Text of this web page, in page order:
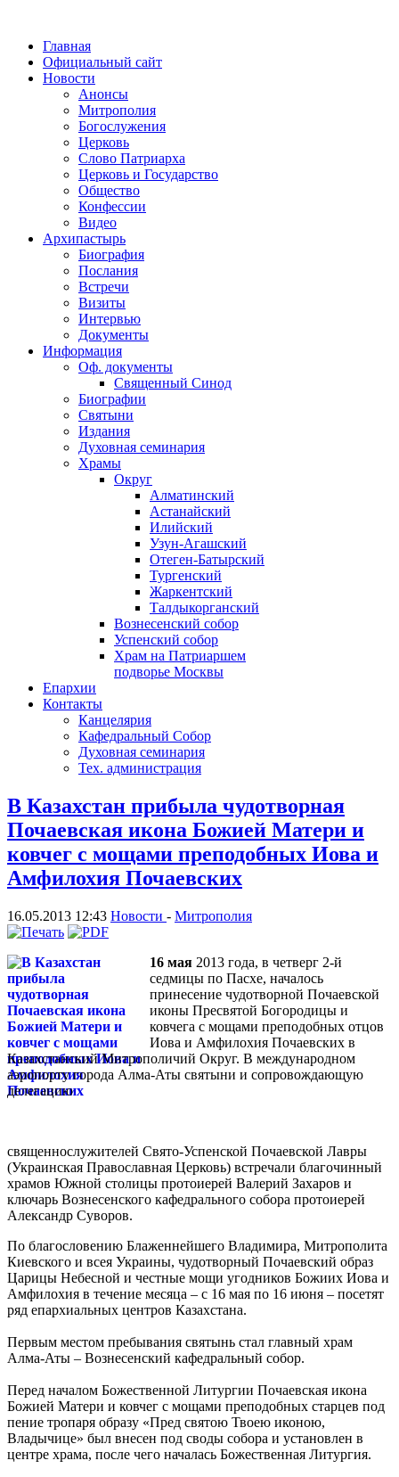
Главная
Официальный сайт
Новости
Анонсы
Митрополия
Богослужения
Церковь
Слово Патриарха
Церковь и Государство
Общество
Конфессии
Видео
Архипастырь
Биография
Послания
Встречи
Визиты
Интервью
Документы
Информация
Оф. документы
Священный Синод
Биографии
Святыни
Издания
Духовная семинария
Храмы
Округ
Алматинский
Астанайский
Илийский
Узун-Агашский
Отеген-Батырский
Тургенский
Жаркентский
Талдыкорганский
Вознесенский собор
Успенский собор
Храм на Патриаршем
подворье Москвы
Епархии
Контакты
Канцелярия
Кафедральный Собор
Духовная семинария
Тех. администрация
В Казахстан прибыла чудотворная
Почаевская икона Божией Матери и
ковчег с мощами преподобных Иова и
Амфилохия Почаевских
16.05.2013 12:43 Новости - Митрополия
16 мая 2013 года, в четверг 2-й
седмицы по Пасхе, началось
принесение чудотворной Почаевской
иконы Пресвятой Богородицы и
ковчега с мощами преподобных отцов
Иова и Амфилохия Почаевских в
Казахстанский Митрополичий Округ. В международном
аэропорту города Алма-Аты святыни и сопровождающую
делегацию
священнослужителей Свято-Успенской Почаевской Лавры
(Украинская Православная Церковь) встречали благочинный
храмов Южной столицы протоиерей Валерий Захаров и
ключарь Вознесенского кафедрального собора протоиерей
Александр Суворов.
По благословению Блаженнейшего Владимира, Митрополита
Киевского и всея Украины, чудотворный Почаевский образ
Царицы Небесной и честные мощи угодников Божиих Иова и
Амфилохия в течение месяца – с 16 мая по 16 июня – посетят
ряд епархиальных центров Казахстана.
Первым местом пребывания святынь стал главный храм
Алма-Аты – Вознесенский кафедральный собор.
Перед началом Божественной Литургии Почаевская икона
Божией Матери и ковчег с мощами преподобных старцев под
пение тропаря образу «Пред святою Твоею иконою,
Владычице» был внесен под своды собора и установлен в
центре храма, после чего началась Божественная Литургия.